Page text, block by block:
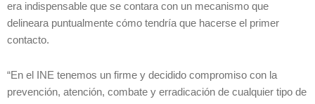
era indispensable que se contara con un mecanismo que
delineara puntualmente cómo tendría que hacerse el primer
contacto.
“En el INE tenemos un firme y decidido compromiso con la
prevención, atención, combate y erradicación de cualquier tipo de